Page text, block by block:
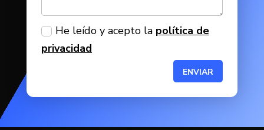
He leído y acepto la política de
privacidad
ENVIAR